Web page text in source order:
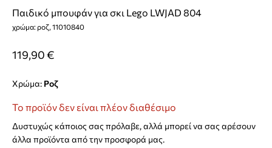
Παιδικό μπουφάν για σκι Lego LWJAD 804
χρώμα: ροζ, 11010840
119,90 €
Χρώμα: ροζ
Το προϊόν δεν είναι πλέον διαθέσιμο
Δυστυχώς κάποιος σας πρόλαβε, αλλά μπορεί να σας αρέσουν
άλλα προϊόντα από την προσφορά μας.